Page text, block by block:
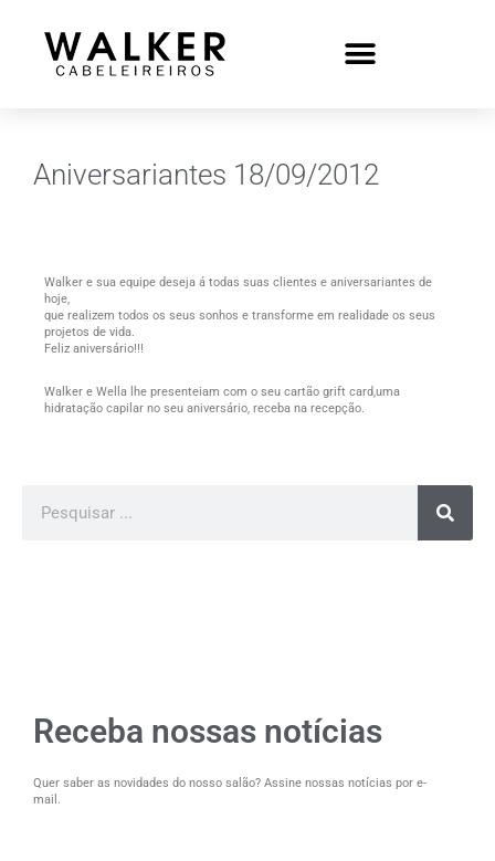
Aniversariantes 18/09/2012
Walker e sua equipe deseja á todas suas clientes e aniversariantes de
hoje,
que realizem todos os seus sonhos e transforme em realidade os seus
projetos de vida.
Feliz aniversário!!!
Walker e Wella lhe presenteiam com o seu cartão grift card,uma
hidratação capilar no seu aniversário, receba na recepção.
Receba nossas notícias
Quer saber as novidades do nosso salão? Assine nossas notícias por e-
mail.